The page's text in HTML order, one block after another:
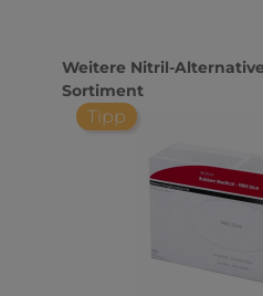
Produktgalerie überspringen
Weitere Nitril-
Sortiment
Tipp